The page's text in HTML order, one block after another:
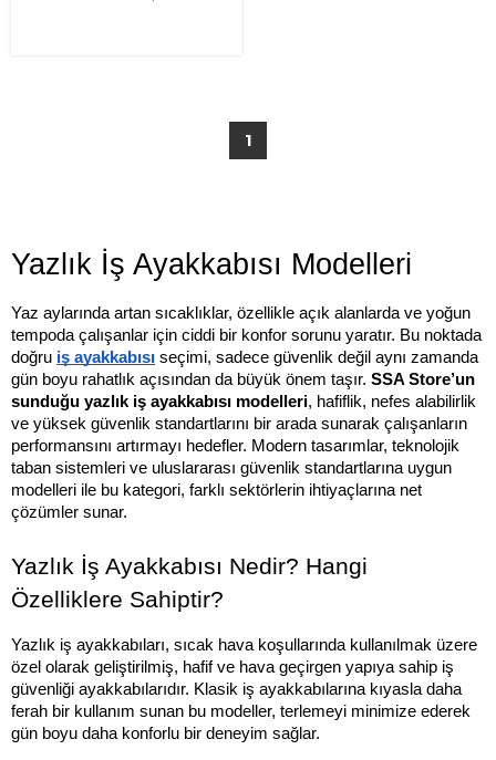
1
Yazlık İş Ayakkabısı Modelleri
Yaz aylarında artan sıcaklıklar, özellikle açık alanlarda ve yoğun
tempoda çalışanlar için ciddi bir konfor sorunu yaratır. Bu noktada
doğru iş ayakkabısı seçimi, sadece güvenlik değil aynı zamanda
gün boyu rahatlık açısından da büyük önem taşır. SSA Store’un
sunduğu yazlık iş ayakkabısı modelleri, hafiflik, nefes alabilirlik
ve yüksek güvenlik standartlarını bir arada sunarak çalışanların
performansını artırmayı hedefler. Modern tasarımlar, teknolojik
taban sistemleri ve uluslararası güvenlik standartlarına uygun
modelleri ile bu kategori, farklı sektörlerin ihtiyaçlarına net
çözümler sunar.
Yazlık İş Ayakkabısı Nedir? Hangi
Özelliklere Sahiptir?
Yazlık iş ayakkabıları, sıcak hava koşullarında kullanılmak üzere
özel olarak geliştirilmiş, hafif ve hava geçirgen yapıya sahip iş
güvenliği ayakkabılarıdır. Klasik iş ayakkabılarına kıyasla daha
ferah bir kullanım sunan bu modeller, terlemeyi minimize ederek
gün boyu daha konforlu bir deneyim sağlar.